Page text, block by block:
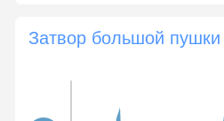
Затвор большой пушки